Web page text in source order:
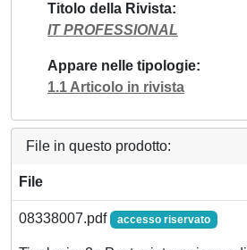
Titolo della Rivista
IT PROFESSIONAL
Appare nelle tipologie
1.1 Articolo in rivista
File in questo prodotto:
File
08338007.pdf accesso riservato